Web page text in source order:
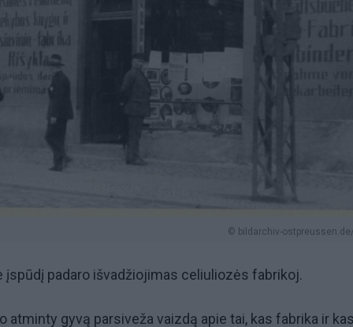
© bildarchiv-
įspūdį padaro išvadžiojimas celiuliozės fabrikoj.
atminty gyvą parsiveža vaizdą apie tai, kas fabrika ir